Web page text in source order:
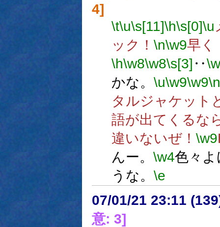
4]
\t\u\s[11]\h\s[0]\u
ック！ \n\w9早く
\h\w8\w8\s[3] ‥
かな。 \u\w9\w9\n
タルジャケット
語が出てくるな
違いないぜ！ \w9
んー。 \w4色々
うな。 \e
07/01/21 23:11
意: 3]